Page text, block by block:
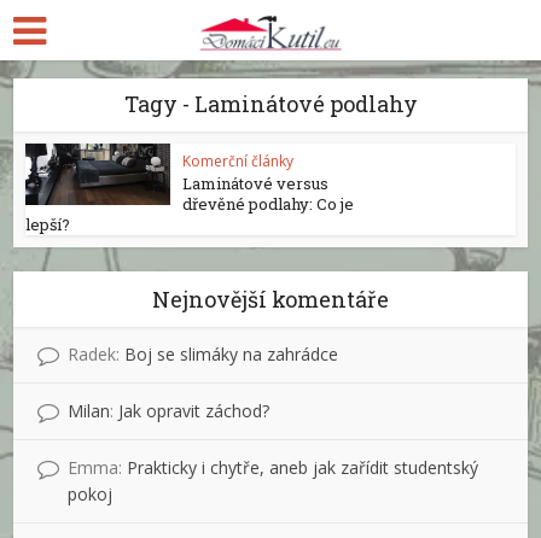
Tagy - Laminátové podlahy
Komerční články
Laminátové versus
dřevěné podlahy: Co je
lepší?
Nejnovější komentáře
Radek: Boj se slimáky na zahrádce
Milan: Jak opravit záchod?
Emma: Prakticky i chytře, aneb jak zařídit studentský
pokoj